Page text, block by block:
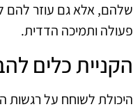
שלהם, אלא גם עוזר להם
פעולה ותמיכה הדדית.
הקניית כלים
היכולת לשוחח על רגשות